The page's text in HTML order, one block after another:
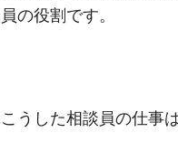
の役割です。
うした相談員の仕事